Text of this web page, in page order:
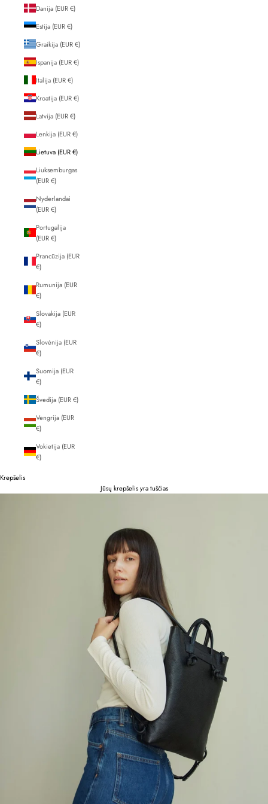
Danija (EUR €)
Estija (EUR €)
Graikija (EUR €)
Ispanija (EUR €)
Italija (EUR €)
Kroatija (EUR €)
Latvija (EUR €)
Lenkija (EUR €)
Lietuva (EUR €)
Liuksemburgas
(EUR €)
Nyderlandai
(EUR €)
Portugalija
(EUR €)
Prancūzija (EUR
€)
Rumunija (EUR
€)
Slovakija (EUR
€)
Slovėnija (EUR
€)
Suomija (EUR
€)
Švedija (EUR €)
Vengrija (EUR
€)
Vokietija (EUR
€)
Krepšelis
Jūsų krepšelis yra tuščias